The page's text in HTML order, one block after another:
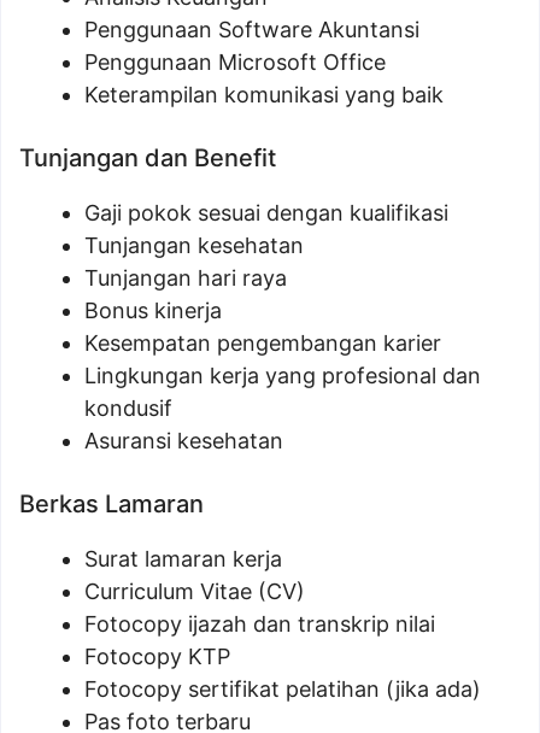
Penggunaan Software Akuntansi
Penggunaan Microsoft Office
Keterampilan komunikasi yang baik
Tunjangan dan Benefit
Gaji pokok sesuai dengan kualifikasi
Tunjangan kesehatan
Tunjangan hari raya
Bonus kinerja
Kesempatan pengembangan karier
Lingkungan kerja yang profesional dan
kondusif
Asuransi kesehatan
Berkas Lamaran
Surat lamaran kerja
Curriculum Vitae (CV)
Fotocopy ijazah dan transkrip nilai
Fotocopy KTP
Fotocopy sertifikat pelatihan (jika ada)
Pas foto terbaru